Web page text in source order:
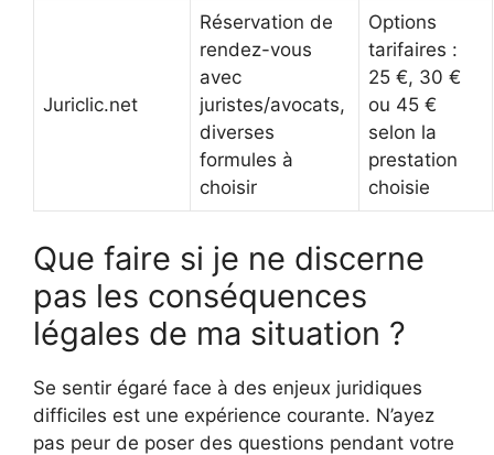
Juriclic.net
Réservation de
rendez-vous
avec
juristes/avocats,
diverses
formules à
choisir
Options
tarifaires :
25 €, 30 €
ou 45 €
selon la
prestation
choisie
Que faire si je ne discerne
pas les conséquences
légales de ma situation ?
Se sentir égaré face à des enjeux juridiques
difficiles est une expérience courante. N’ayez
pas peur de poser des questions pendant votre